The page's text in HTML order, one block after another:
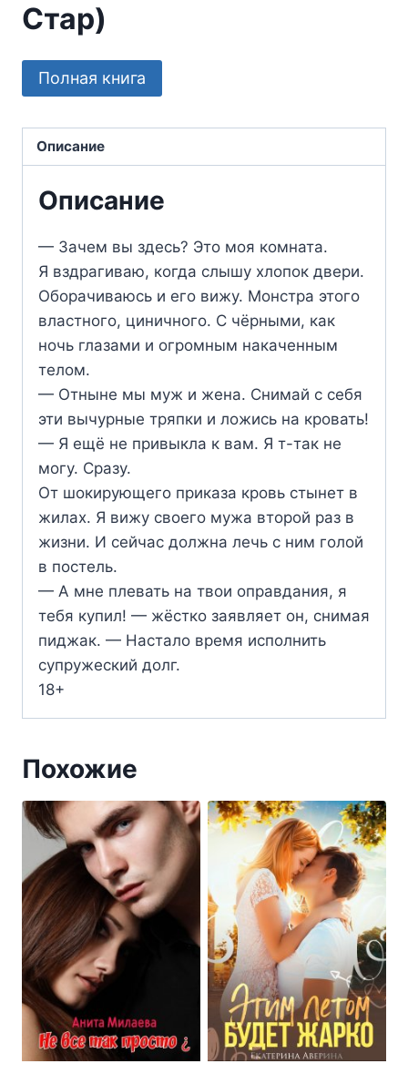
Стар)
Полная книга
Описание
Описание
— Зачем вы здесь? Это моя комната.
Я вздрагиваю, когда слышу хлопок двери.
Оборачиваюсь и его вижу. Монстра этого
властного, циничного. С чёрными, как
ночь глазами и огромным накаченным
телом.
— Отныне мы муж и жена. Снимай с себя
эти вычурные тряпки и ложись на кровать!
— Я ещё не привыкла к вам. Я т-так не
могу. Сразу.
От шокирующего приказа кровь стынет в
жилах. Я вижу своего мужа второй раз в
жизни. И сейчас должна лечь с ним голой
в постель.
— А мне плевать на твои оправдания, я
тебя купил! — жёстко заявляет он, снимая
пиджак. — Настало время исполнить
супружеский долг.
18+
Похожие